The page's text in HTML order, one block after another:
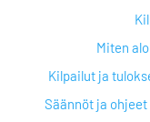
Miten
Kilpailut ja
Säännöt ja ohjeet